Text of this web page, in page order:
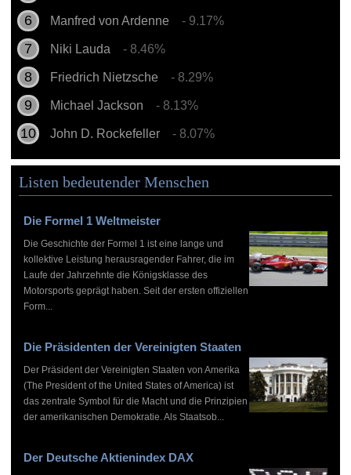
Manfred von Ardenne - 9.17%
Niki Lauda - 8.46%
Friedrich Nietzsche - 8.29%
Michael Jackson - 8.13%
John D. Rockefeller - 8.07%
Listen bedeutender Menschen
Die Formel 1 Weltmeister
Die Geschichte der Formel 1 ist eine lange und
kollektive Leistung herausragender Fahrer, die im
Laufe der Jahrzehnte die Königsklasse des
Motorsports geprägt haben. Seit der ersten offiziellen
Form...
Die Präsidenten der Vereinigten Staaten
Der Präsident der Vereinigten Staaten von Amerika
(The President of the United States of America) ist
das zentrale Symbol für die Macht und die Prinzipien
der amerikanischen Demokratie. Als Staatsob...
Der Deutsche Aktienindex DAX